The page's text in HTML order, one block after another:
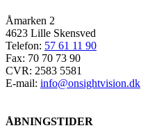
Åmarken 2
4623 Lille Skensved
Telefon: 57 61 11 90
Fax: 70 70 73 90
CVR: 2583 5581
E-mail: info@onsightvision.dk
ÅBNINGSTIDER